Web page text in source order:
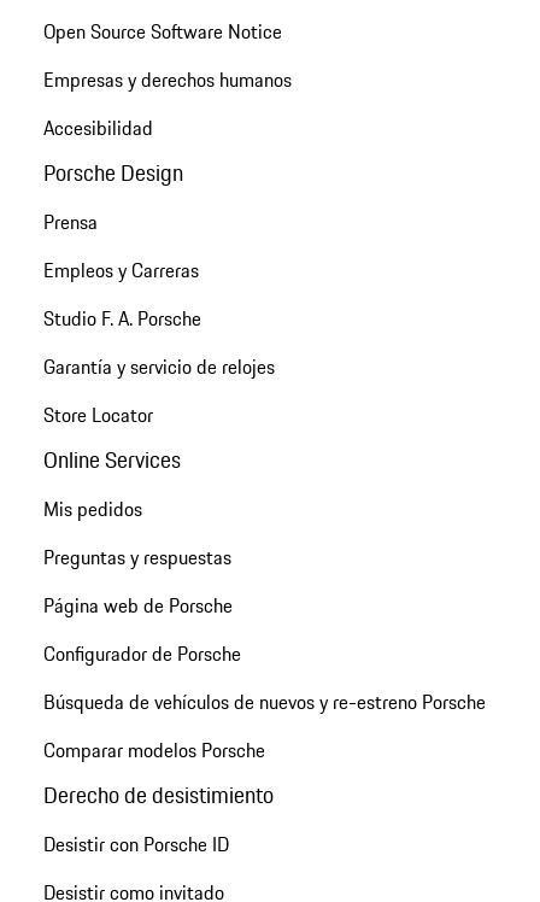
Open Source Software Notice
Empresas y derechos humanos
Accesibilidad
Porsche Design
Prensa
Empleos y Carreras
Studio F. A. Porsche
Garantía y servicio de relojes
Store Locator
Online Services
Mis pedidos
Preguntas y respuestas
Página web de Porsche
Configurador de Porsche
Búsqueda de vehículos de nuevos y re-estreno Porsche
Comparar modelos Porsche
Derecho de desistimiento
Desistir con Porsche ID
Desistir como invitado